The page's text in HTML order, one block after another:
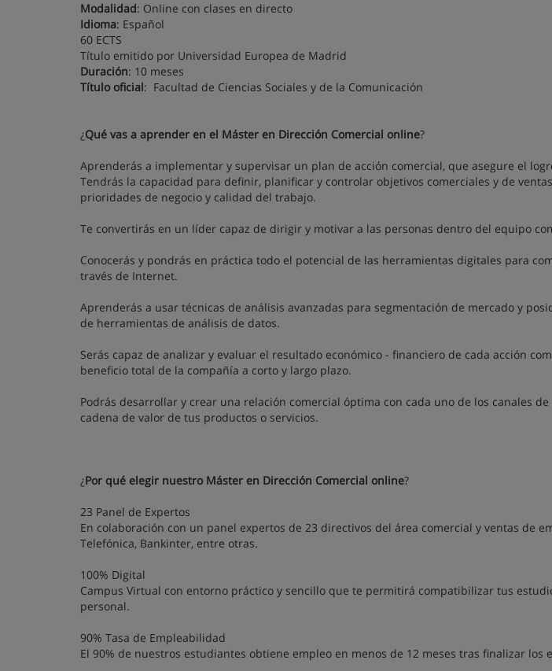
Modalidad: Online con clases en directo
Idioma: Español
60 ECTS
Título emitido por Universidad Europea de Madrid
Duración: 10 meses
Título oficial: Facultad de Ciencias Sociales y de la Comunicación
¿Qué vas a aprender en el Máster en Dirección Comercial online?
Aprenderás a implementar y supervisar un plan de acción comercial, que asegure el
Tendrás la capacidad para definir, planificar y controlar objetivos comerciales y de
prioridades de negocio y calidad del trabajo.
Te convertirás en un líder capaz de dirigir y motivar a las personas dentro del equipo
Conocerás y pondrás en práctica todo el potencial de las herramientas digitales para
través de Internet.
Aprenderás a usar técnicas de análisis avanzadas para segmentación de mercado y
de herramientas de análisis de datos.
Serás capaz de analizar y evaluar el resultado económico - financiero de cada acción
beneficio total de la compañía a corto y largo plazo.
Podrás desarrollar y crear una relación comercial óptima con cada uno de los canales
cadena de valor de tus productos o servicios.
¿Por qué elegir nuestro Máster en Dirección Comercial online?
23 Panel de Expertos
En colaboración con un panel expertos de 23 directivos del área comercial y ventas de
Telefónica, Bankinter, entre otras.
100% Digital
Campus Virtual con entorno práctico y sencillo que te permitirá compatibilizar tus
personal.
90% Tasa de Empleabilidad
El 90% de nuestros estudiantes obtiene empleo en menos de 12 meses tras finalizar los